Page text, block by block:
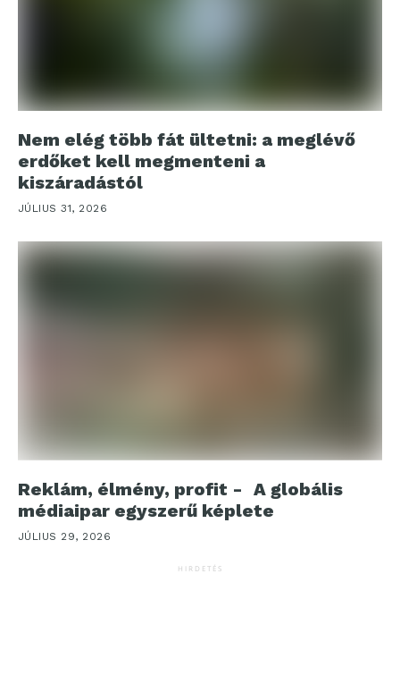
Nem elég több fát ültetni: a meglévő
erdőket kell megmenteni a
kiszáradástól
JÚLIUS 31, 2026
Reklám, élmény, profit - A globális
médiaipar egyszerű képlete
JÚLIUS 29, 2026
HIRDETÉS